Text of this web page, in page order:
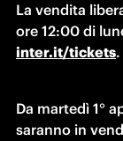
La vendita
inter.it/tickets.
Da martedì 1°
saranno in